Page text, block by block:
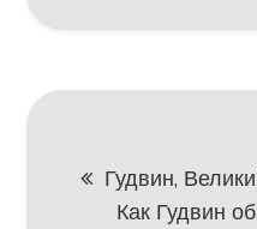
Гудвин,
Как Гудвин